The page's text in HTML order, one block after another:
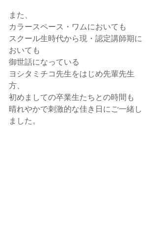
また、
カラースペース・ワムにおいても
スクール生時代から現・認定講師期に
おいても
御世話になっている
ヨシタミチコ先生をはじめ先輩先生
方、
初めましての卒業生たちとの時間も
晴れやかで刺激的な佳き日にご一緒し
ました。